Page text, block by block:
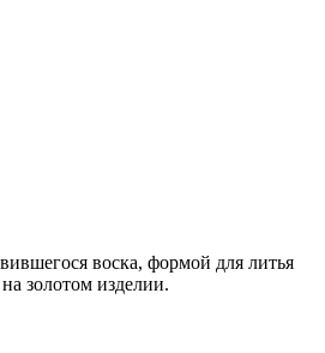
воска, формой для литья
золотом изделии.